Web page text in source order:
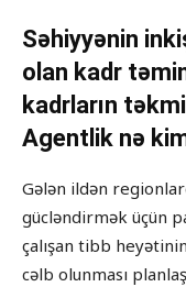
Səhiyyənin
olan kadr
kadrların
Agentlik nə
Gələn ildən
gücləndirmək üçün
çalışan tibb
cəlb olunması